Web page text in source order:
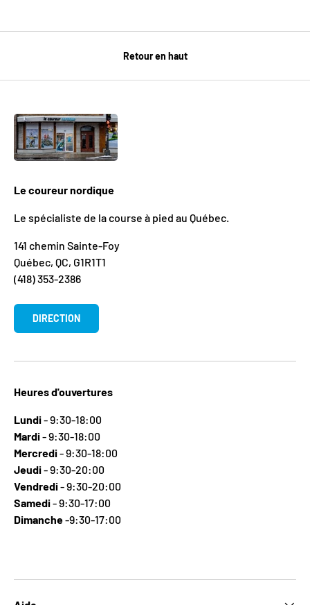
Retour en haut
Le coureur nordique
Le spécialiste de la course à pied au Québec.
141 chemin Sainte-Foy
Québec, QC, G1R1T1
(418) 353-2386
DIRECTION
Heures d'ouvertures
Lundi- 9:30-18:00
Mardi- 9:30-18:00
Mercredi- 9:30-18:00
Jeudi- 9:30-20:00
Vendredi- 9:30-20:00
Samedi- 9:30-17:00
Dimanche-9:30-17:00